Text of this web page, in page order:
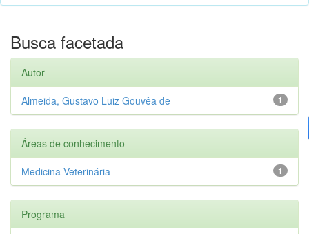
Busca facetada
Autor
1
Almeida, Gustavo Luiz Gouvêa de
Áreas de conhecimento
1
Medicina Veterinária
Programa